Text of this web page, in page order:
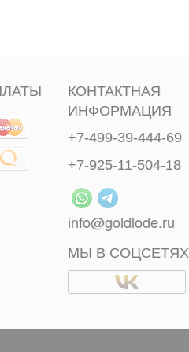
КОНТАКТНАЯ
ИНФОРМАЦИЯ
+7-499-39-444-69
+7-925-11-504-18
info@goldlode.ru
МЫ В СОЦСЕТЯХ